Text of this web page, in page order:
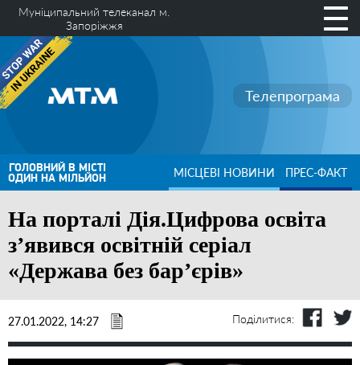
Муніципальний телеканал м.
Запоріжжя
Телепрограма
ГОЛОВНИЙ В МІСТІ
ОДИН НА МІЛЬЙОН МІСЦЕВІ НОВИНИ ПРЕС-ФАКТ
На порталі Дія.Цифрова освіта
з’явився освітній серіал
«Держава без бар’єрів»
27.01.2022, 14:27 Поділитися: